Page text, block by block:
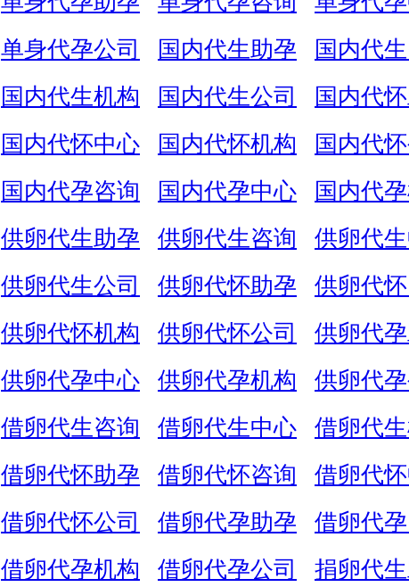
单身代孕公司
国内代生助孕 国内代
国内代生机构
国内代生公司 国内代
国内代怀中心
国内代怀机构 国内代
国内代孕咨询
国内代孕中心 国内代
供卵代生助孕
供卵代生咨询 供卵代
供卵代生公司
供卵代怀助孕 供卵代
供卵代怀机构
供卵代怀公司 供卵代
供卵代孕中心
供卵代孕机构 供卵代孕
借卵代生咨询
借卵代生中心 借卵代
借卵代怀助孕
借卵代怀咨询 借卵代
借卵代怀公司
借卵代孕助孕 借卵代
借卵代孕机构
借卵代孕公司 捐卵代